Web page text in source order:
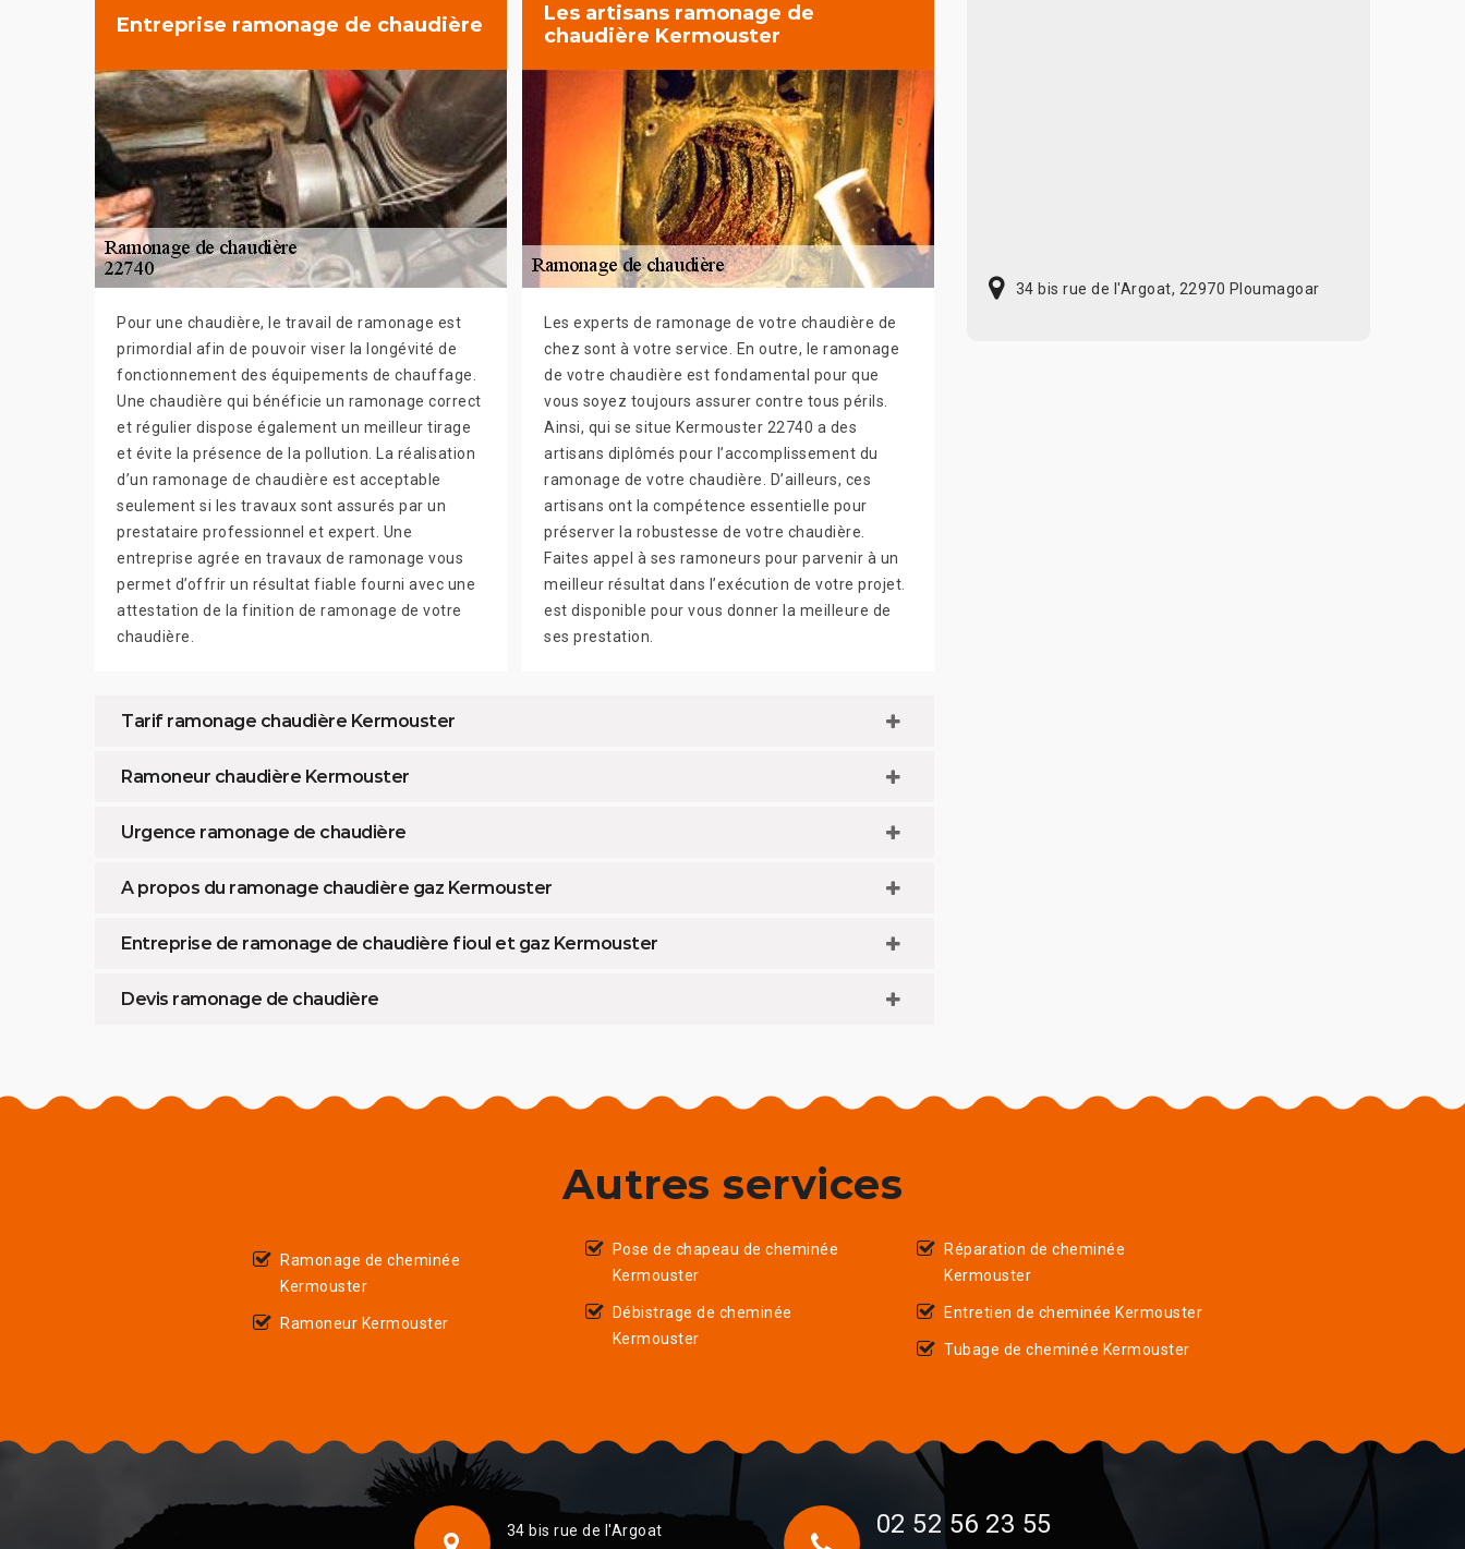
Entreprise ramonage de chaudière
Pour une chaudière, le travail de ramonage est
primordial afin de pouvoir viser la longévité de
fonctionnement des équipements de chauffage.
Une chaudière qui bénéficie un ramonage correct
et régulier dispose également un meilleur tirage
et évite la présence de la pollution. La réalisation
d’un ramonage de chaudière est acceptable
seulement si les travaux sont assurés par un
prestataire professionnel et expert. Une
entreprise agrée en travaux de ramonage vous
permet d’offrir un résultat fiable fourni avec une
attestation de la finition de ramonage de votre
chaudière.
Les artisans ramonage de
chaudière Kermouster
Les experts de ramonage de votre chaudière de
chez sont à votre service. En outre, le ramonage
de votre chaudière est fondamental pour que
vous soyez toujours assurer contre tous périls.
Ainsi, qui se situe Kermouster 22740 a des
artisans diplômés pour l’accomplissement du
ramonage de votre chaudière. D’ailleurs, ces
artisans ont la compétence essentielle pour
préserver la robustesse de votre chaudière.
Faites appel à ses ramoneurs pour parvenir à un
meilleur résultat dans l’exécution de votre projet.
est disponible pour vous donner la meilleure de
ses prestation.
Tarif ramonage chaudière Kermouster
Ramoneur chaudière Kermouster
Urgence ramonage de chaudière
A propos du ramonage chaudière gaz Kermouster
Entreprise de ramonage de chaudière fioul et gaz Kermouster
Devis ramonage de chaudière
34 bis rue de l'Argoat, 22970 Ploumagoar
Autres services
Ramonage de cheminée
Kermouster
Ramoneur Kermouster
Pose de chapeau de cheminée
Kermouster
Débistrage de cheminée
Kermouster
Réparation de cheminée
Kermouster
Entretien de cheminée Kermouster
Tubage de cheminée Kermouster
34 bis rue de l'Argoat
02 52 56 23 55